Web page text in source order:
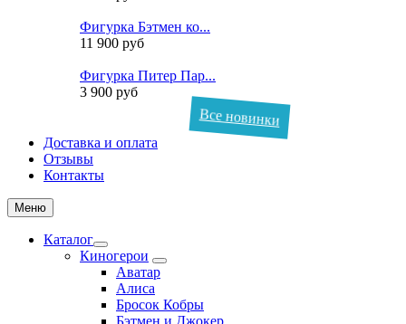
Фигурка Бэтмен ко...
11 900 руб
Фигурка Питер Пар...
3 900 руб
Все новинки
Доставка и оплата
Отзывы
Контакты
Меню
Каталог
Киногерои
Аватар
Алиса
Бросок Кобры
Бэтмен и Джокер